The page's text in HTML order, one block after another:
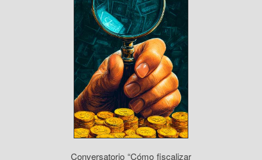
Conversatorio “Cómo fiscalizar